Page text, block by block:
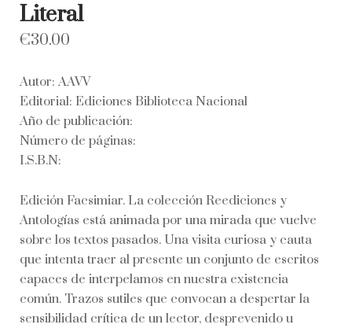
Literal
€30.00
Autor: AAVV
Editorial: Ediciones Biblioteca Nacional
Año de publicación:
Número de páginas:
I.S.B.N:
Edición Facsimiar. La colección Reediciones y
Antologías está animada por una mirada que vuelve
sobre los textos pasados. Una visita curiosa y cauta
que intenta traer al presente un conjunto de escritos
capaces de interpelamos en nuestra existencia
común. Trazos sutiles que convocan a despertar la
sensibilidad crítica de un lector, desprevenido u